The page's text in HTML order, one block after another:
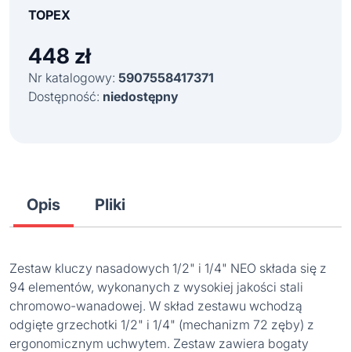
TOPEX
448 zł
Nr katalogowy: 5907558417371
Dostępność: niedostępny
Opis Pliki
Zestaw kluczy nasadowych 1/2" i 1/4" NEO składa się z
94 elementów, wykonanych z wysokiej jakości stali
chromowo-wanadowej. W skład zestawu wchodzą
odgięte grzechotki 1/2" i 1/4" (mechanizm 72 zęby) z
ergonomicznym uchwytem. Zestaw zawiera bogaty